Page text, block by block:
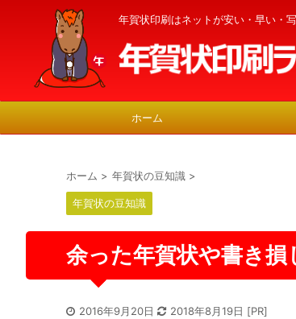
年賀状印刷はネットが安い・早い・
ホーム
ホーム > 年賀状の豆知識 >
年賀状の豆知識
余った年賀状や書き
2016年9月20日 2018年8月19日